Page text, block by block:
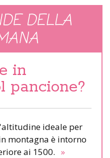
DELLA
in
pancione?
ideale per
montagna è intorno
ai 1500. »